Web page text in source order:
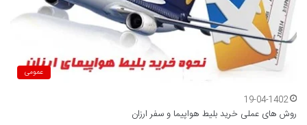
عمومی
19-04-1402
روش های عملی خرید بلیط هواپیما و سفر ارزان